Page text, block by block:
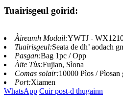
Tuairisgeul goirid:
Àireamh Modail:YWTJ -
Tuairisgeul:Seata de dh’ aodach
Pasgan:Bag 1pc / Opp
Àite Tùs:Fujian, Sìona
Comas solair:10000 Pìos / Pìosan
Port:Xiamen
WhatsApp Cuir post-d thugainn